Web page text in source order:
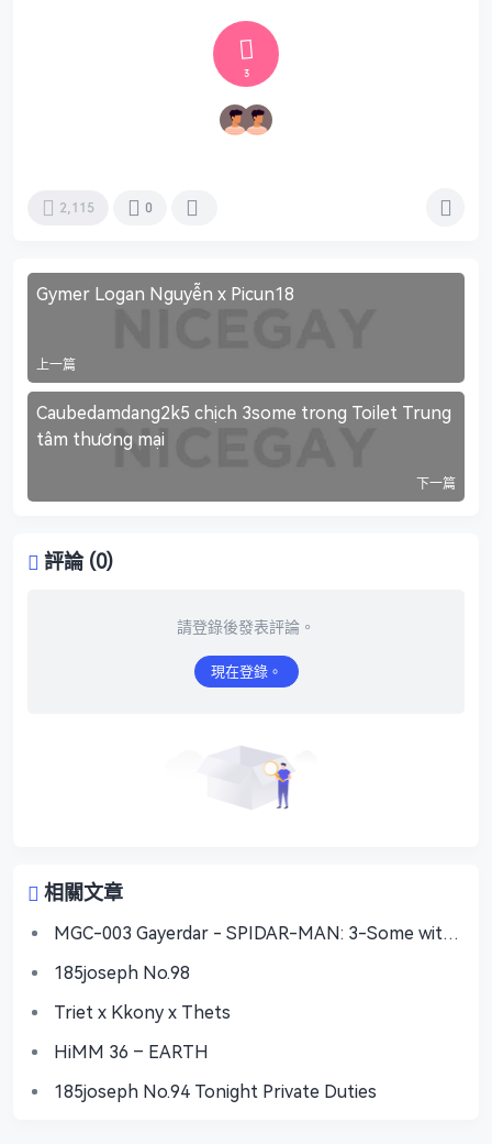
3
2,115 0
Gymer Logan Nguyễn x Picun18
上一篇
Caubedamdang2k5 chịch 3some trong Toilet Trung
tâm thương mại
下一篇
評論 (0)
請登錄後發表評論。
現在登錄。
相關文章
MGC-003 Gayerdar - SPIDAR-MAN: 3-Some with
185joseph No.98
Triet x Kkony x Thets
HiMM 36 – EARTH
185joseph No.94 Tonight Private Duties